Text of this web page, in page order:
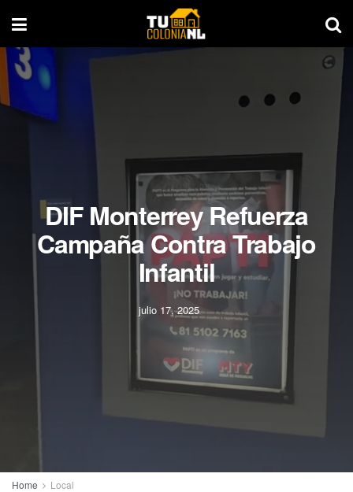
DIF Monterrey Refuerza
Campaña Contra Trabajo
Infantil
julio 17, 2025
Home Local